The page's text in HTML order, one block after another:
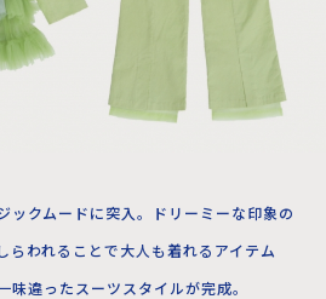
ックムードに突入。ドリーミーな印象の
らわれることで大人も着れるアイテム
味違ったスーツスタイルが完成。